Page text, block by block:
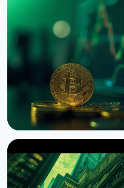
ETF на біткоїн
тиждень